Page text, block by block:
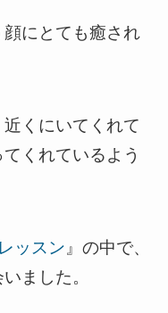
にとても癒され
くにいてくれて
くれているよう
ッスン 』の中で、
ました。